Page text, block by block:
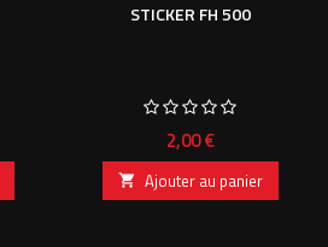
STICKER FH 500
Prix
2,00 €
 Ajouter au panier